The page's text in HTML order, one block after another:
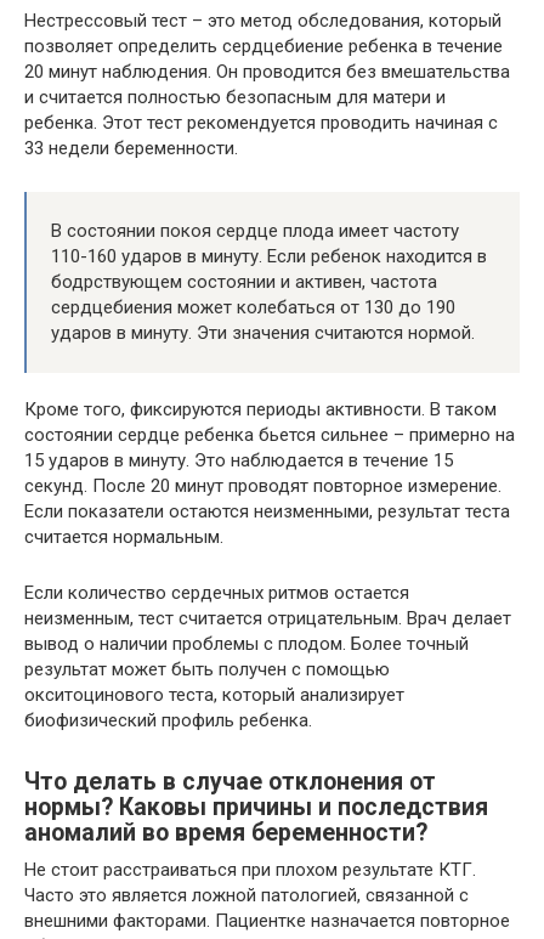
Нестрессовый тест – это метод обследования, который
позволяет определить сердцебиение ребенка в течение
20 минут наблюдения. Он проводится без вмешательства
и считается полностью безопасным для матери и
ребенка. Этот тест рекомендуется проводить начиная с
33 недели беременности.
В состоянии покоя сердце плода имеет частоту
110-160 ударов в минуту. Если ребенок находится в
бодрствующем состоянии и активен, частота
сердцебиения может колебаться от 130 до 190
ударов в минуту. Эти значения считаются нормой.
Кроме того, фиксируются периоды активности. В таком
состоянии сердце ребенка бьется сильнее – примерно на
15 ударов в минуту. Это наблюдается в течение 15
секунд. После 20 минут проводят повторное измерение.
Если показатели остаются неизменными, результат теста
считается нормальным.
Если количество сердечных ритмов остается
неизменным, тест считается отрицательным. Врач делает
вывод о наличии проблемы с плодом. Более точный
результат может быть получен с помощью
окситоцинового теста, который анализирует
биофизический профиль ребенка.
Что делать в случае отклонения от
нормы? Каковы причины и последствия
аномалий во время беременности?
Не стоит расстраиваться при плохом результате КТГ.
Часто это является ложной патологией, связанной с
внешними факторами. Пациентке назначается повторное